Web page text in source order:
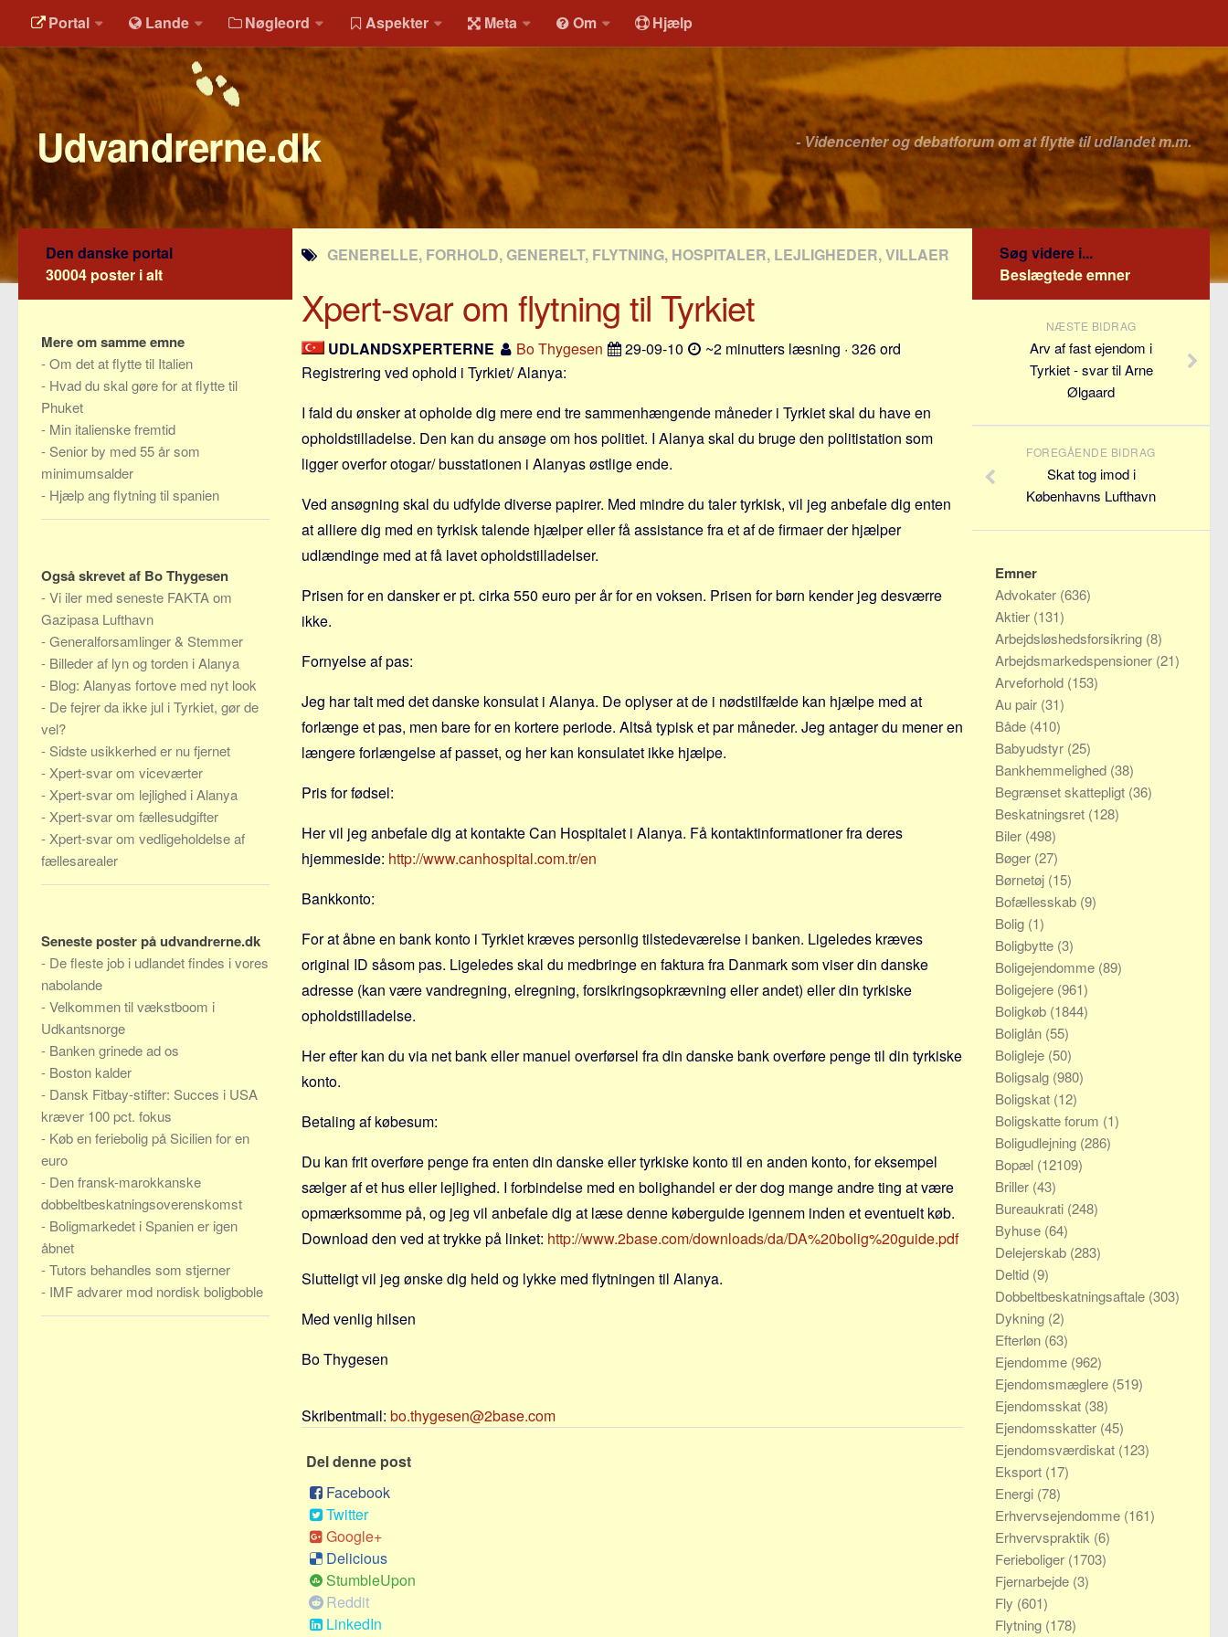
Portal Lande Nøgleord Aspekter Meta Om Hjælp
Udvandrerne.dk - Videncenter og debatforum om at flytte til udlandet m.m.
GENERELLE, FORHOLD, GENERELT, FLYTNING, HOSPITALER, LEJLIGHEDER, VILLAER
Xpert-svar om flytning til Tyrkiet
UDLANDSXPERTERNE Bo Thygesen 29-09-10
~2 minutters læsning · 326 ord
Registrering ved ophold i Tyrkiet/ Alanya:
I fald du ønsker at opholde dig mere end tre sammenhængende måneder i Tyrkiet skal du have en
opholdstilladelse. Den kan du ansøge om hos politiet. I Alanya skal du bruge den politistation som
ligger overfor otogar/ busstationen i Alanyas østlige ende.
Ved ansøgning skal du udfylde diverse papirer. Med mindre du taler tyrkisk, vil jeg anbefale dig enten
at alliere dig med en tyrkisk talende hjælper eller få assistance fra et af de firmaer der hjælper
udlændinge med at få lavet opholdstilladelser.
Prisen for en dansker er pt. cirka 550 euro per år for en voksen. Prisen for børn kender jeg desværre
ikke.
Fornyelse af pas:
Jeg har talt med det danske konsulat i Alanya. De oplyser at de i nødstilfælde kan hjælpe med at
forlænge et pas, men bare for en kortere periode. Altså typisk et par måneder. Jeg antager du mener en
længere forlængelse af passet, og her kan konsulatet ikke hjælpe.
Pris for fødsel:
Her vil jeg anbefale dig at kontakte Can Hospitalet i Alanya. Få kontaktinformationer fra deres
hjemmeside: http://www.canhospital.com.tr/en
Bankkonto:
For at åbne en bank konto i Tyrkiet kræves personlig tilstedeværelse i banken. Ligeledes kræves
original ID såsom pas. Ligeledes skal du medbringe en faktura fra Danmark som viser din danske
adresse (kan være vandregning, elregning, forsikringsopkrævning eller andet) eller din tyrkiske
opholdstilladelse.
Her efter kan du via net bank eller manuel overførsel fra din danske bank overføre penge til din tyrkiske
konto.
Betaling af købesum:
Du kan frit overføre penge fra enten din danske eller tyrkiske konto til en anden konto, for eksempel
sælger af et hus eller lejlighed. I forbindelse med en bolighandel er der dog mange andre ting at være
opmærksomme på, og jeg vil anbefale dig at læse denne køberguide igennem inden et eventuelt køb.
Download den ved at trykke på linket: http://www.2base.com/downloads/da/DA%20bolig%20guide.pdf
Slutteligt vil jeg ønske dig held og lykke med flytningen til Alanya.
Med venlig hilsen
Bo Thygesen
Skribentmail: bo.thygesen@2base.com
Del denne post
Facebook
Twitter
Google+
Delicious
StumbleUpon
Reddit
LinkedIn
Den danske portal
30004 poster i alt
Mere om samme emne
-Om det at flytte til Italien
- Hvad du skal gøre for at flytte til
Phuket
- Min italienske fremtid
- Senior by med 55 år som
minimumsalder
- Hjælp ang flytning til spanien
Også skrevet af Bo Thygesen
-Vi iler med seneste FAKTA om
Gazipasa Lufthavn
-Generalforsamlinger & Stemmer
- Billeder af lyn og torden i Alanya
- Blog: Alanyas fortove med nyt look
- De fejrer da ikke jul i Tyrkiet, gør de
vel?
- Sidste usikkerhed er nu fjernet
- Xpert-svar om viceværter
- Xpert-svar om lejlighed i Alanya
- Xpert-svar om fællesudgifter
- Xpert-svar om vedligeholdelse af
fællesarealer
Seneste poster på udvandrerne.dk
- De fleste job i udlandet findes i vores
nabolande
-Velkommen til vækstboom i
Udkantsnorge
- Banken grinede ad os
- Boston kalder
- Dansk Fitbay-stifter: Succes i USA
kræver 100 pct. fokus
- Køb en feriebolig på Sicilien for en
euro
- Den fransk-marokkanske
dobbeltbeskatningsoverenskomst
- Boligmarkedet i Spanien er igen
åbnet
-Tutors behandles som stjerner
- IMF advarer mod nordisk boligboble
Søg videre i...
Beslægtede emner
NÆSTE BIDRAG
Arv af fast ejendom i
Tyrkiet - svar til Arne
Ølgaard
FOREGÅENDE BIDRAG
Skat tog imod i
Københavns Lufthavn
Emner
Advokater (636)
Aktier (131)
Arbejdsløshedsforsikring (8)
Arbejdsmarkedspensioner (21)
Arveforhold (153)
Au pair (31)
Både (410)
Babyudstyr (25)
Bankhemmelighed (38)
Begrænset skattepligt (36)
Beskatningsret (128)
Biler (498)
Bøger (27)
Børnetøj (15)
Bofællesskab (9)
Bolig (1)
Boligbytte (3)
Boligejendomme (89)
Boligejere (961)
Boligkøb (1844)
Boliglån (55)
Boligleje (50)
Boligsalg (980)
Boligskat (12)
Boligskatte forum (1)
Boligudlejning (286)
Bopæl (12109)
Briller (43)
Bureaukrati (248)
Byhuse (64)
Delejerskab (283)
Deltid (9)
Dobbeltbeskatningsaftale (303)
Dykning (2)
Efterløn (63)
Ejendomme (962)
Ejendomsmæglere (519)
Ejendomsskat (38)
Ejendomsskatter (45)
Ejendomsværdiskat (123)
Eksport (17)
Energi (78)
Erhvervsejendomme (161)
Erhvervspraktik (6)
Ferieboliger (1703)
Fjernarbejde (3)
Fly (601)
Flytning (178)